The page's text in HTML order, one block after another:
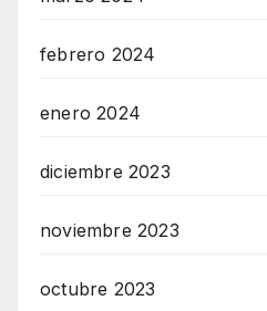
febrero 2024
enero 2024
diciembre 2023
noviembre 2023
octubre 2023